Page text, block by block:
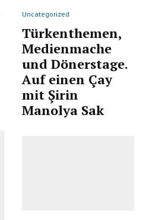
Uncategorized
Türkenthemen,
Medienmache
und Dönerstage.
Auf einen Çay
mit Şirin
Manolya Sak